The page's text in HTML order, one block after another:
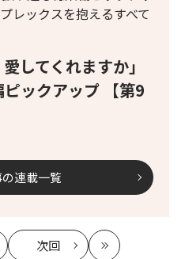
してくれますか」
ックアップ 【第9
レックスを抱えるすべて
連載一覧
次回
最